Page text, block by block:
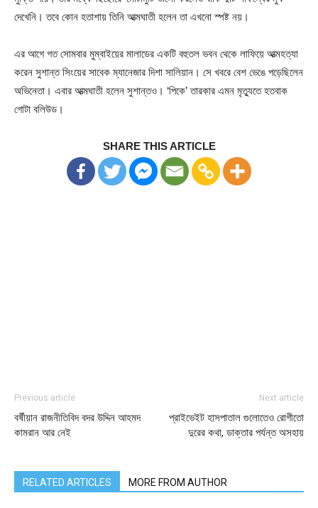
দেখেনি। তবে কোন হতাশায় তিনি আত্মঘাতী হলেন তা এখনো স্পষ্ট নয়।
এর আগে গত সোমবার মুম্বাইয়ের মালাডের একটি বহুতল ভবন থেকে লাফিয়ে আত্মহত্যা
করেন সুশান্ত সিংয়ের সাবেক ম্যানেজার দিশা সালিয়ান। সে খবরে বেশ ভেঙে পড়েছিলেন
অভিনেতা। এবার আত্মঘাতী হলেন সুশান্তও। ‘পিকে’ তারকার এমন মৃত্যুতে হতবাক
গোটা বলিউড।
SHARE THIS ARTICLE
Previous article
বর্ষীয়ান রাজনীতিবিদ বদর উদ্দিন আহমদ
কামরান আর নেই
Next article
প্রাইভেইট হাসপাতাল গুলোতেও রোগীতো
দুরের কথা, ডাক্তার পর্যন্ত অসহায়
RELATED ARTICLES MORE FROM AUTHOR